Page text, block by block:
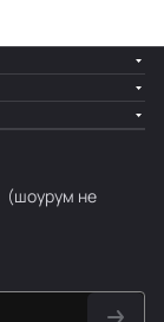
(шоурум не